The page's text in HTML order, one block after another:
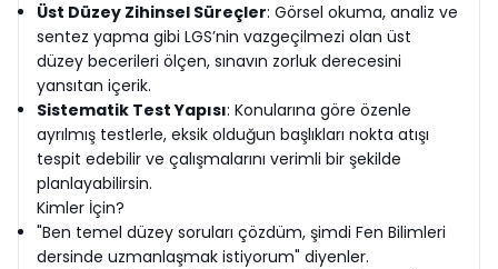
Üst Düzey Zihinsel Süreçler: Görsel okuma, analiz ve
sentez yapma gibi LGS’nin vazgeçilmezi olan üst
düzey becerileri ölçen, sınavın zorluk derecesini
yansıtan içerik.
Sistematik Test Yapısı: Konularına göre özenle
ayrılmış testlerle, eksik olduğun başlıkları nokta atışı
tespit edebilir ve çalışmalarını verimli bir şekilde
planlayabilirsin.
Kimler İçin?
"Ben temel düzey soruları çözdüm, şimdi Fen Bilimleri
dersinde uzmanlaşmak istiyorum" diyenler.